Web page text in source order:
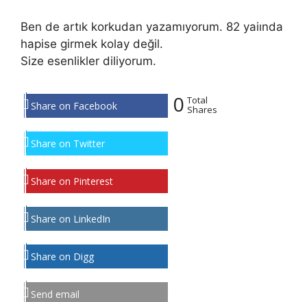
Ben de artık korkudan yazamıyorum. 82 yaiında
hapise girmek kolay değil.
Size esenlikler diliyorum.
Share on Facebook
Share on Twitter
Share on Pinterest
Share on LinkedIn
Share on Digg
Send email
0 Total
Shares